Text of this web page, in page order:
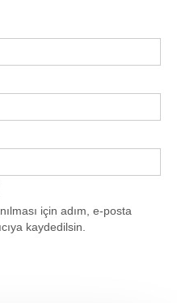
için adım, e-posta
kaydedilsin.